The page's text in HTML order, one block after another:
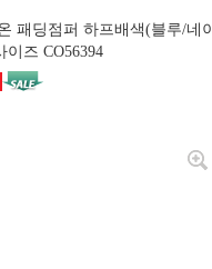
패딩점퍼 하프배색(블루/네이
즈 CO56394